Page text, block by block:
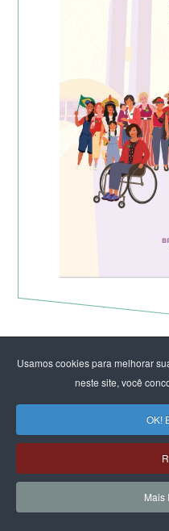
Usamos cookies para melhorar
neste site, você
OK!
Mais